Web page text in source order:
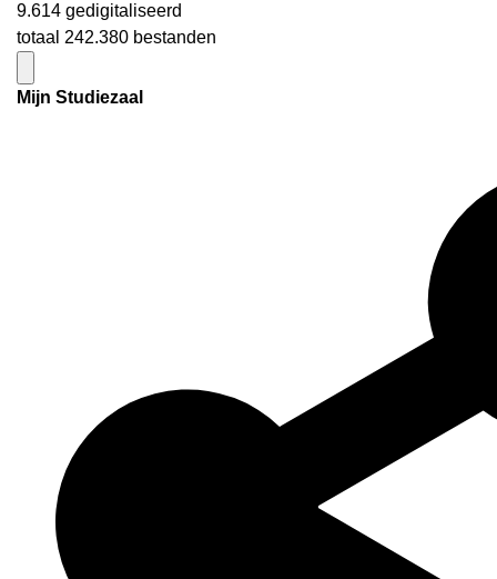
9.614 gedigitaliseerd
totaal 242.380 bestanden
Mijn Studiezaal